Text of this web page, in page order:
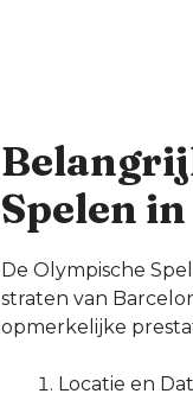
Spelen
De Olympische
straten van
opmerkelijke
Locatie en